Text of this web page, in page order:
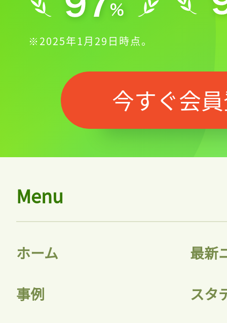
※2025年1月29日時点。
今すぐ会
Menu
ホーム 最新
事例 スタ